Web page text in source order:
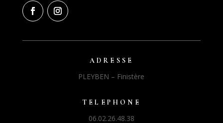
ADRESSE
PLEYBEN – Finistère
TELEPHONE
06.02.26.48.38